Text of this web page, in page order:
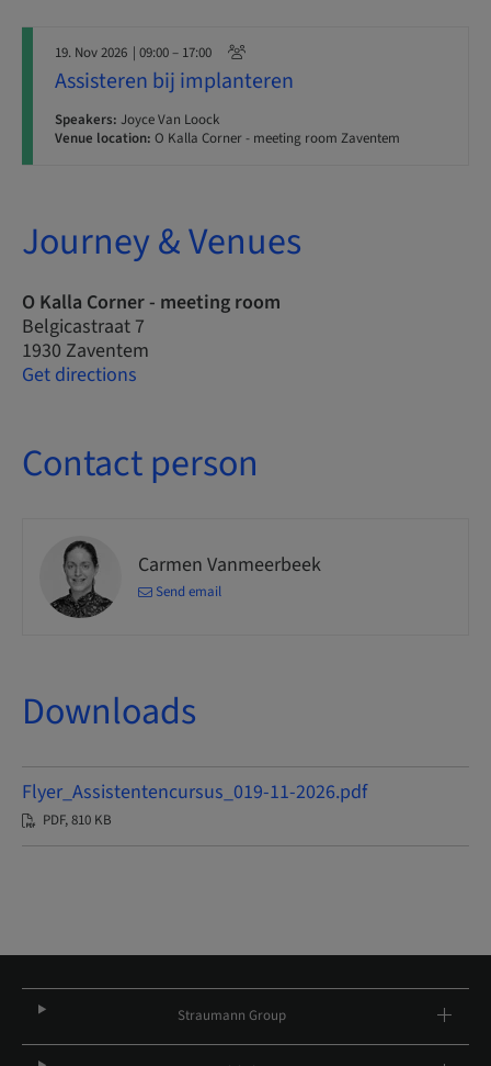
19. Nov 2026 | 09:00 – 17:00
Assisteren bij implanteren
Speakers: Joyce Van Loock
Venue location: O Kalla Corner - meeting room Zaventem
Journey & Venues
O Kalla Corner - meeting room
Belgicastraat 7
1930 Zaventem
Get directions
Contact person
Carmen Vanmeerbeek
Send email
Downloads
Flyer_Assistentencursus_019-11-2026.pdf
PDF, 810 KB
Straumann Group